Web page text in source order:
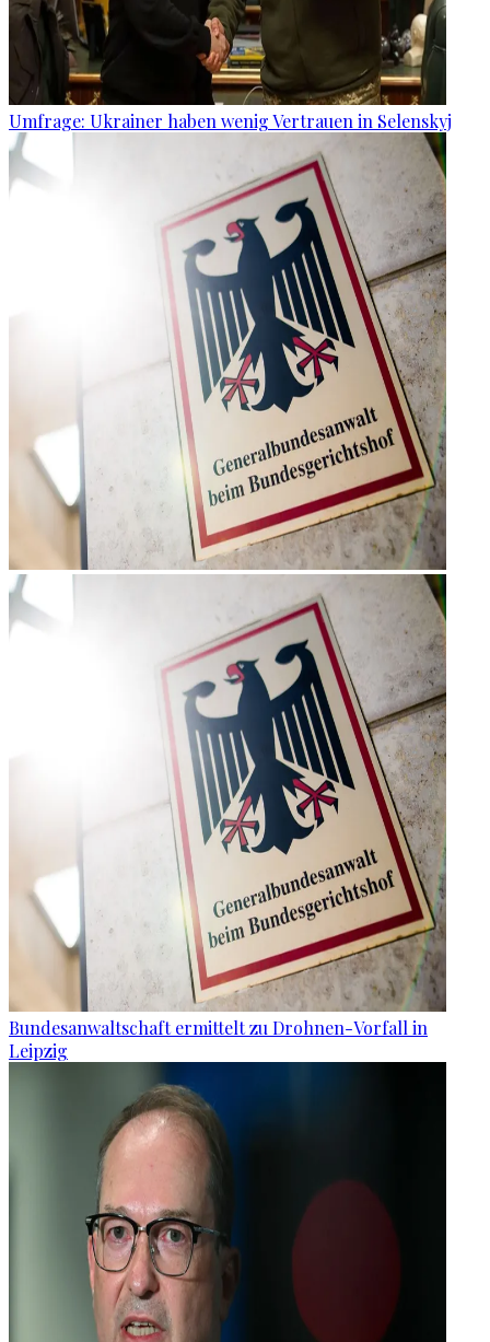
Umfrage: Ukrainer haben wenig Vertrauen in Selenskyj
Bundesanwaltschaft ermittelt zu Drohnen-Vorfall in
Leipzig